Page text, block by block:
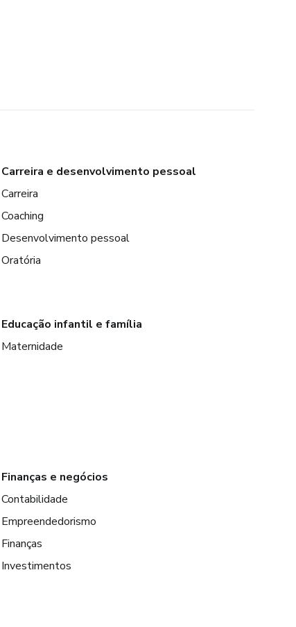
Carreira e desenvolvimento pessoal
Carreira
Coaching
Desenvolvimento pessoal
Oratória
Educação infantil e família
Maternidade
Finanças e negócios
Contabilidade
Empreendedorismo
Finanças
Investimentos